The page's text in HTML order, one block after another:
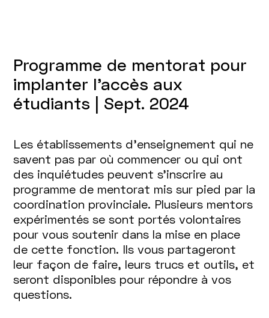
Programme de mentorat pour
implanter l’accès aux
étudiants | Sept. 2024
Les établissements d’enseignement qui ne
savent pas par où commencer ou qui ont
des inquiétudes peuvent s’inscrire au
programme de mentorat mis sur pied par la
coordination provinciale. Plusieurs mentors
expérimentés se sont portés volontaires
pour vous soutenir dans la mise en place
de cette fonction. Ils vous partageront
leur façon de faire, leurs trucs et outils, et
seront disponibles pour répondre à vos
questions.